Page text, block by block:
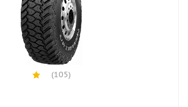
(105)